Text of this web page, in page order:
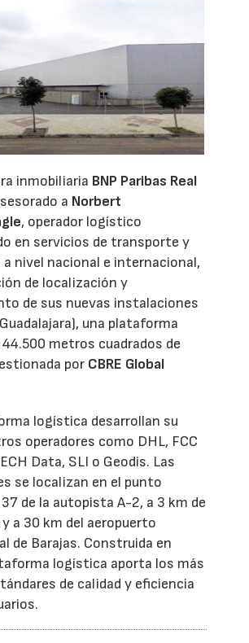
inmobiliaria BNP Paribas Real
a Norbert
, operador logístico
en servicios de transporte y
nivel nacional e internacional,
de localización y
de sus nuevas instalaciones
una plataforma
metros cuadrados de
por CBRE Global
logística desarrollan su
operadores como DHL, FCC
Data, SLI o Geodis. Las
se localizan en el punto
de la autopista A-2, a 3 km de
y a 30 km del aeropuerto
de Barajas. Construida en
logística aporta los más
de calidad y eficiencia